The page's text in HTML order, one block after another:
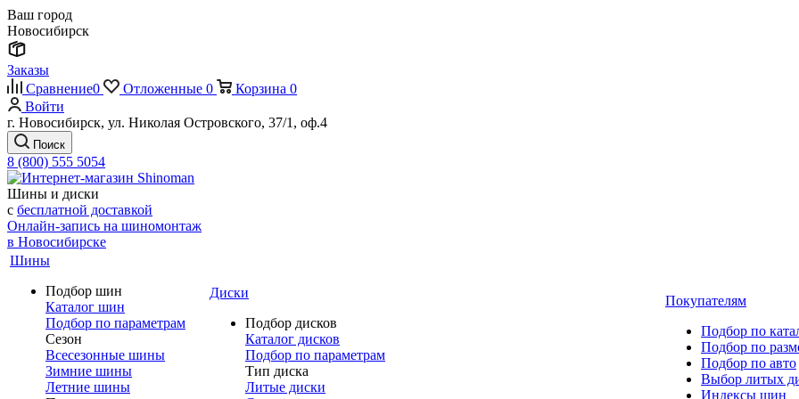
Ваш город
Новосибирск
Заказы
Сравнение0 Отложенные 0 Корзина 0
Войти
г. Новосибирск, ул. Николая Островского, 37/1, оф.4
Поиск
8 (800) 555 5054
Шины и диски
с бесплатной доставкой
Онлайн-запись на шиномонтаж
в Новосибирске
Шины
Подбор шин
Каталог шин
Подбор по параметрам
Сезон
Всесезонные шины
Зимние шины
Летние шины
Диски
Подбор дисков
Каталог дисков
Подбор по параметрам
Тип диска
Литые диски
Покупателям
Подбор по
Подбор по
Подбор по авто
Выбор литых
Индексы шин